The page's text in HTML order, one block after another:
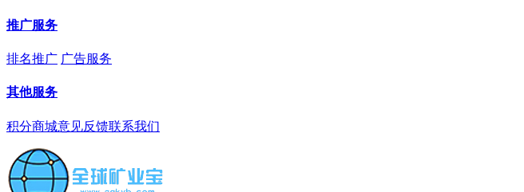
推广服务
排名推广 广告服务
其他服务
积分商城意见反馈联系我们